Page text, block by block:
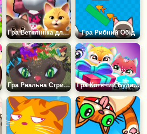
Гра Ветклініка для котиків Гра Рибний Обід
Гра Реальна Стрижка Для Кішки Гра Котячий Будиночок: Мій Дорогий Друг Кошеня